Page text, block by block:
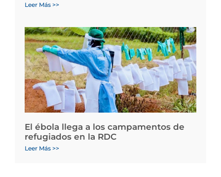
Leer Más >>
El ébola llega a los campamentos de
refugiados en la RDC
Leer Más >>